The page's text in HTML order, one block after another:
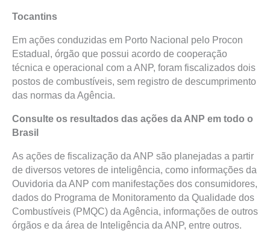
Tocantins
Em ações conduzidas em Porto Nacional pelo Procon
Estadual, órgão que possui acordo de cooperação
técnica e operacional com a ANP, foram fiscalizados dois
postos de combustíveis, sem registro de descumprimento
das normas da Agência.
Consulte os resultados das ações da ANP em todo o
Brasil
As ações de fiscalização da ANP são planejadas a partir
de diversos vetores de inteligência, como informações da
Ouvidoria da ANP com manifestações dos consumidores,
dados do Programa de Monitoramento da Qualidade dos
Combustíveis (PMQC) da Agência, informações de outros
órgãos e da área de Inteligência da ANP, entre outros.